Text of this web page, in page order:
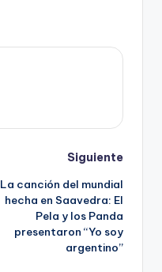
Siguiente
La canción del mundial
hecha en Saavedra: El
Pela y los Panda
presentaron “Yo soy
argentino”